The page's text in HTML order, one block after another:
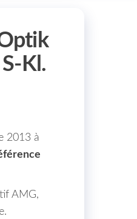
Kl.
2013 à
AMG,